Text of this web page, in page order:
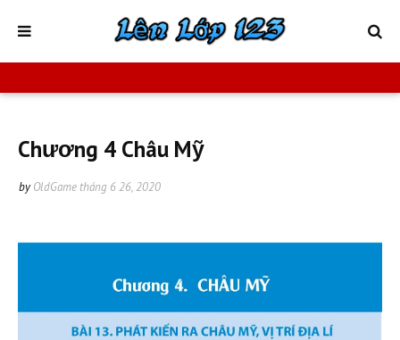
Chương 4 Châu Mỹ
by OldGame tháng 6 26, 2020